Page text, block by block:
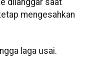
mengesahkan
laga usai.